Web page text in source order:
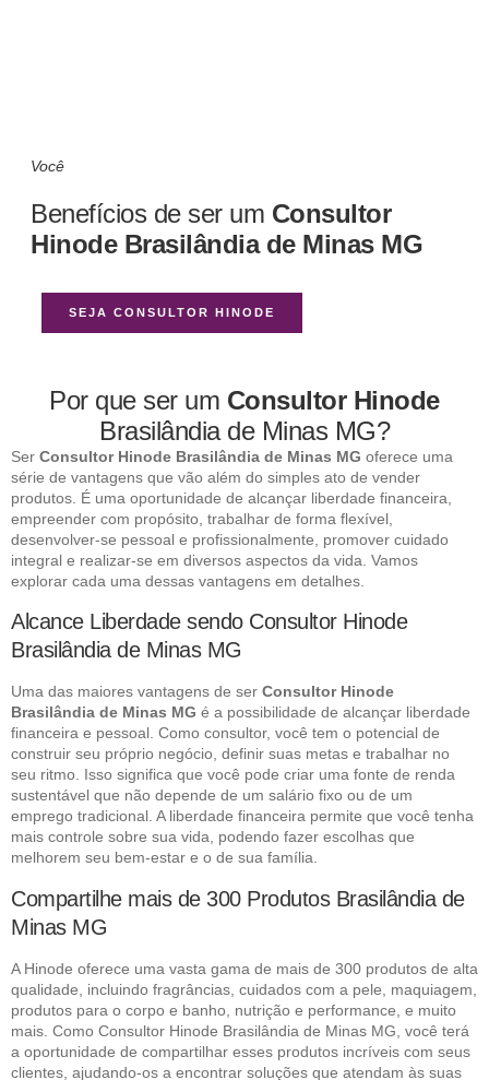
Você
Benefícios de ser um Consultor
Hinode Brasilândia de Minas MG
SEJA CONSULTOR HINODE
Por que ser um Consultor Hinode
Brasilândia de Minas MG?
Ser Consultor Hinode Brasilândia de Minas MG oferece uma
série de vantagens que vão além do simples ato de vender
produtos. É uma oportunidade de alcançar liberdade financeira,
empreender com propósito, trabalhar de forma flexível,
desenvolver-se pessoal e profissionalmente, promover cuidado
integral e realizar-se em diversos aspectos da vida. Vamos
explorar cada uma dessas vantagens em detalhes.
Alcance Liberdade sendo Consultor Hinode
Brasilândia de Minas MG
Uma das maiores vantagens de ser Consultor Hinode
Brasilândia de Minas MG é a possibilidade de alcançar liberdade
financeira e pessoal. Como consultor, você tem o potencial de
construir seu próprio negócio, definir suas metas e trabalhar no
seu ritmo. Isso significa que você pode criar uma fonte de renda
sustentável que não depende de um salário fixo ou de um
emprego tradicional. A liberdade financeira permite que você tenha
mais controle sobre sua vida, podendo fazer escolhas que
melhorem seu bem-estar e o de sua família.
Compartilhe mais de 300 Produtos Brasilândia de
Minas MG
A Hinode oferece uma vasta gama de mais de 300 produtos de alta
qualidade, incluindo fragrâncias, cuidados com a pele, maquiagem,
produtos para o corpo e banho, nutrição e performance, e muito
mais. Como Consultor Hinode Brasilândia de Minas MG, você terá
a oportunidade de compartilhar esses produtos incríveis com seus
clientes, ajudando-os a encontrar soluções que atendam às suas